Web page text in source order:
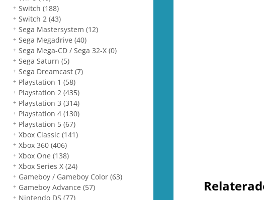
Switch(188)
Switch 2(43)
Sega Mastersystem(12)
Sega Megadrive(40)
Sega Mega-CD / Sega 32-X(0)
Sega Saturn(5)
Sega Dreamcast(7)
Playstation 1(58)
Playstation 2(435)
Playstation 3(314)
Playstation 4(130)
Playstation 5(67)
Xbox Classic(141)
Xbox 360(406)
Xbox One(138)
Xbox Series X(24)
Gameboy / Gameboy Color(63)
Gameboy Advance(57)
Nintendo DS(77)